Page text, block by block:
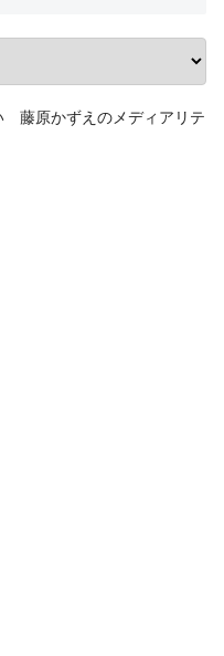
藤原かずえのメディアリテ